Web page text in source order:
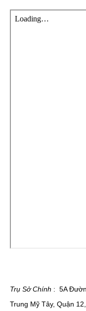
Trụ Sở Chính : 5A
Trung Mỹ Tây, Quận